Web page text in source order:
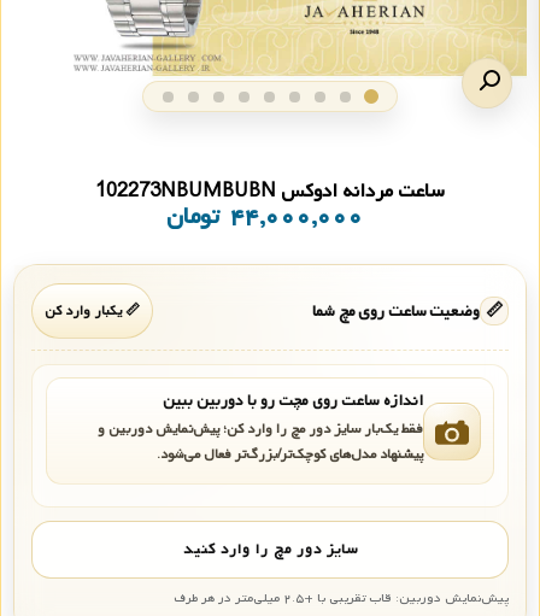
ساعت مردانه ادوکس 102273NBUMBUBN
۴۴,۰۰۰,۰۰۰ تومان
📏 وضعیت ساعت روی مچ شما 📏 یکبار وارد کن
اندازه ساعت روی مچت رو با دوربین ببین
فقط یک‌بار سایز دور مچ را وارد کن؛ پیش‌نمایش دوربین و
پیشنهاد مدل‌های کوچک‌تر/بزرگ‌تر فعال می‌شود.
سایز دور مچ را وارد کنید
پیش‌نمایش دوربین: قاب تقریبی با +۲.۵ میلی‌متر در هر طرف